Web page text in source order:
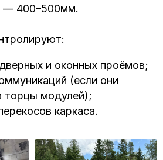
— 400–500мм.
и оконных проёмов;
(если они
торцы модулей);
каркаса.